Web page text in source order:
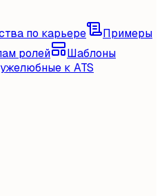
по карьере
Примеры
ролей
Шаблоны
к ATS